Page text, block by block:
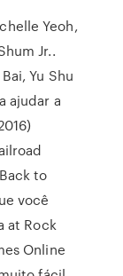
Yeoh,
Jr..
Yu Shu
ajudar a
to
você
at Rock
Online